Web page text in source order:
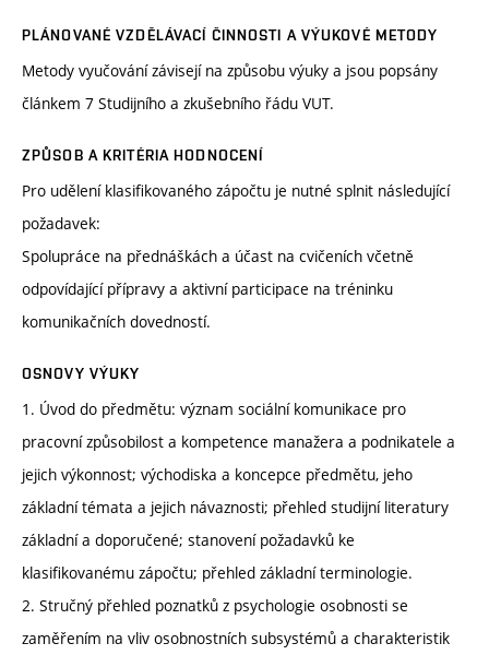
PLÁNOVANÉ VZDĚLÁVACÍ ČINNOSTI A VÝUKOVÉ METODY
Metody vyučování závisejí na způsobu výuky a jsou popsány
článkem 7 Studijního a zkušebního řádu VUT.
ZPŮSOB A KRITÉRIA HODNOCENÍ
Pro udělení klasifikovaného zápočtu je nutné splnit následující
požadavek:
Spolupráce na přednáškách a účast na cvičeních včetně
odpovídající přípravy a aktivní participace na tréninku
komunikačních dovedností.
OSNOVY VÝUKY
1. Úvod do předmětu: význam sociální komunikace pro
pracovní způsobilost a kompetence manažera a podnikatele a
jejich výkonnost; východiska a koncepce předmětu, jeho
základní témata a jejich návaznosti; přehled studijní literatury
základní a doporučené; stanovení požadavků ke
klasifikovanému zápočtu; přehled základní terminologie.
2. Stručný přehled poznatků z psychologie osobnosti se
zaměřením na vliv osobnostních subsystémů a charakteristik